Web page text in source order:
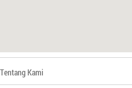
Tentang Kami